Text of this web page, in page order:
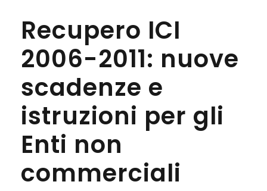
Recupero ICI
2006-2011: nuove
scadenze e
istruzioni per gli
Enti non
commerciali